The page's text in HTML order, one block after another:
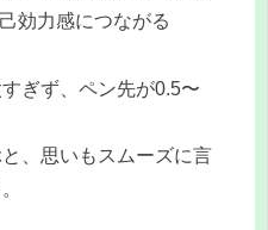
効力感につながる
ぎず、ペン先が0.5〜
、思いもスムーズに言